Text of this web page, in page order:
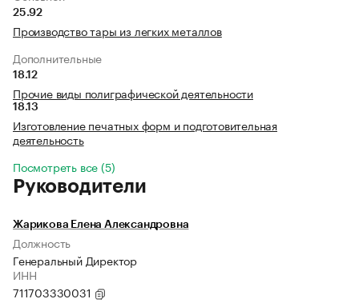
25.92
Производство тары из легких металлов
Дополнительные
18.12
Прочие виды полиграфической деятельности
18.13
Изготовление печатных форм и подготовительная
деятельность
Посмотреть все (5)
Руководители
Жарикова Елена Александровна
Должность
Генеральный Директор
ИНН
711703330031